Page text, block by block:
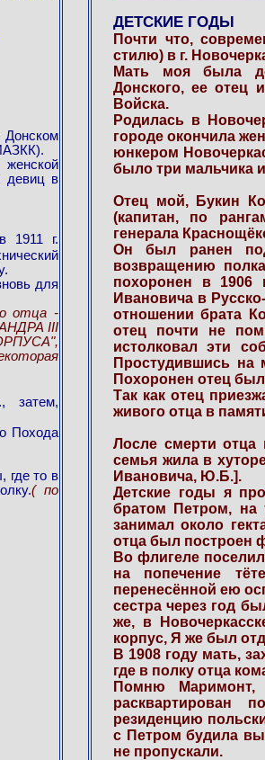
девиц в
1911 г.
для
отца -
III
затем,
Похода
где то в
( по
ДЕТСКИЕ ГОДЫ
Почти что,
стилю) в г.
Мать моя была
Донского, ее отец
Войска.
Родилась в
городе окончила
юнкером
было три мальчика
Отец мой, Букин
(капитан, по
генерала
Он был ранен
возвращению
похоронен в 1906
Ивановича в
отношении брата
отец почти не
истолковал эти
Простудившись на
Похоронен отец
Так как отец
живого отца в
Лосле смерти
семья жила в
Ивановича, Ю.Б.].
Детские годы я
братом Петром, на
занимал около
отца был построен
Во флигеле
на попечение
перенесённой ею
сестра через год
же, в
корпус, Я же был
В 1908 году мать,
где в полку отца
Помню Маримонт,
расквартирован
резиденцию
с Петром будила
не пропускали.